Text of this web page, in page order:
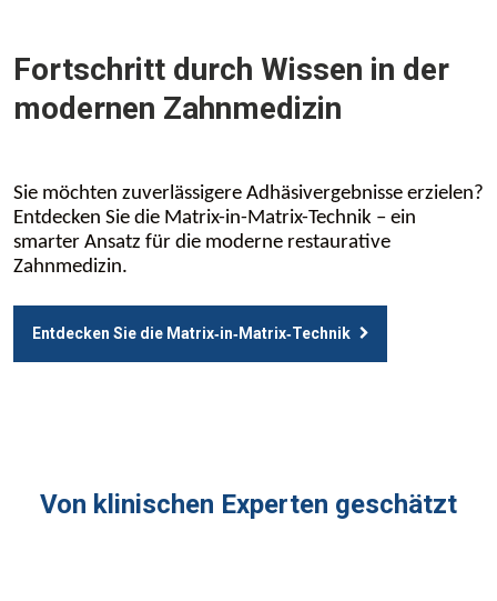
Fortschritt durch Wissen in der
modernen Zahnmedizin
Sie möchten zuverlässigere Adhäsivergebnisse erzielen?
Entdecken Sie die Matrix-in-Matrix-Technik – ein
smarter Ansatz für die moderne restaurative
Zahnmedizin.
Entdecken Sie die Matrix‑in‑Matrix‑Technik
Von klinischen Experten geschätzt